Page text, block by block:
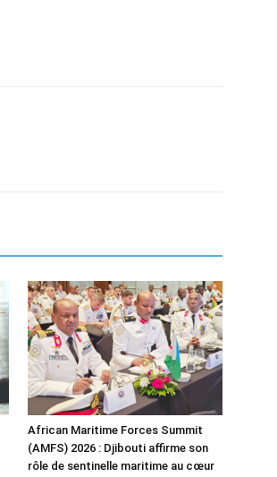
African Maritime Forces Summit
(AMFS) 2026 : Djibouti affirme son
rôle de sentinelle maritime au cœur